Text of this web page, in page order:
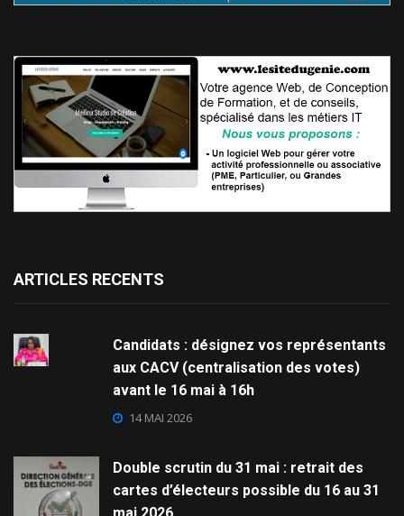
ARTICLES RECENTS
Candidats : désignez vos représentants
aux CACV (centralisation des votes)
avant le 16 mai à 16h
14 MAI 2026
Double scrutin du 31 mai : retrait des
cartes d’électeurs possible du 16 au 31